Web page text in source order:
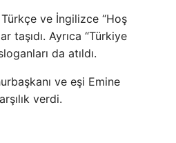
ve İngilizce “Hoş
taşıdı. Ayrıca “Türkiye
da atıldı.
ve eşi Emine
verdi.